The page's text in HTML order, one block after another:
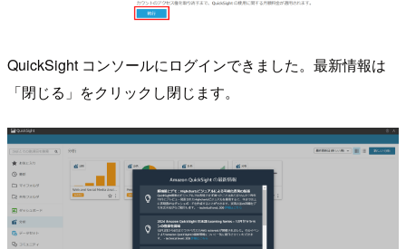
QuickSight コンソールにログインできました。最新情報は
「閉じる」をクリックし閉じます。